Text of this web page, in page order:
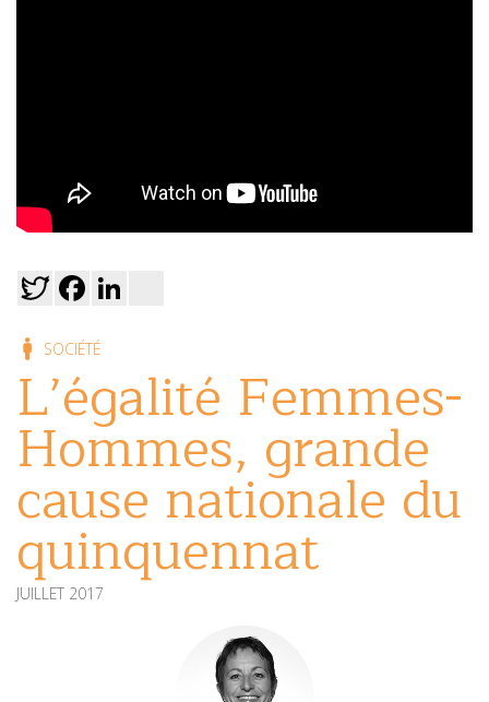
TwitterFacebook
SOCIÉTÉ
L’égalité Femmes-
Hommes, grande
cause nationale du
quinquennat
JUILLET 2017